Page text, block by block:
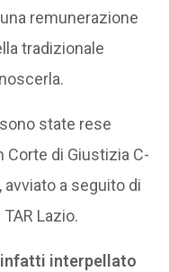
remunerazione
tradizionale
state rese
Corte di Giustizia C-
a seguito di
Lazio.
interpellato